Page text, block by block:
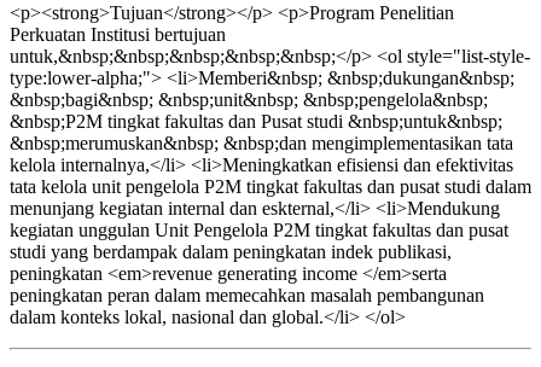
<p><strong>Tujuan</strong></p> <p>Program Penelitian
Perkuatan Institusi bertujuan
untuk,&nbsp;&nbsp;&nbsp;&nbsp;&nbsp;</p> <ol style="list-style-
type:lower-alpha;"> <li>Memberi&nbsp; &nbsp;dukungan&nbsp;
&nbsp;bagi&nbsp; &nbsp;unit&nbsp; &nbsp;pengelola&nbsp;
&nbsp;P2M tingkat fakultas dan Pusat studi &nbsp;untuk&nbsp;
&nbsp;merumuskan&nbsp; &nbsp;dan mengimplementasikan tata
kelola internalnya,</li> <li>Meningkatkan efisiensi dan efektivitas
tata kelola unit pengelola P2M tingkat fakultas dan pusat studi dalam
menunjang kegiatan internal dan eskternal,</li> <li>Mendukung
kegiatan unggulan Unit Pengelola P2M tingkat fakultas dan pusat
studi yang berdampak dalam peningkatan indek publikasi,
peningkatan <em>revenue generating income </em>serta
peningkatan peran dalam memecahkan masalah pembangunan
dalam konteks lokal, nasional dan global.</li> </ol>